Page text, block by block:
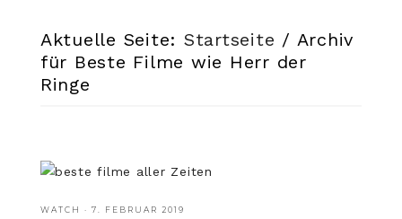
Aktuelle Seite: Startseite / Archiv
für Beste Filme wie Herr der
Ringe
WATCH · 7. FEBRUAR 2019